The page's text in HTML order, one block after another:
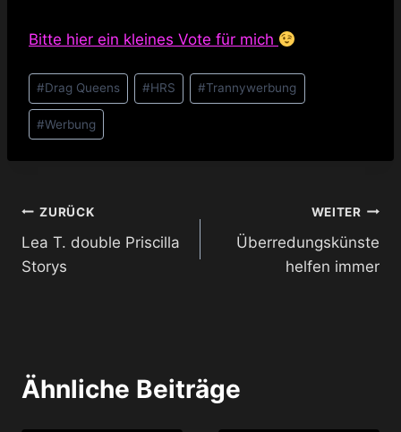
Bitte hier ein kleines Vote für mich
Schlagworte:
#Drag Queens #HRS #Trannywerbung
#Werbung
Beitragsnavigation
ZURÜCK
Lea T. double Priscilla
Storys
WEITER
Überredungskünste
helfen immer
Ähnliche Beiträge